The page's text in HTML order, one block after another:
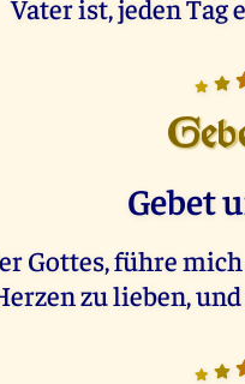
Vater ist, jeden Tag
Gebet
Gottes, führe
zu lieben,